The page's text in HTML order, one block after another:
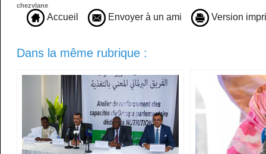
chezvlane
Accueil Envoyer à un ami Version
Dans la même rubrique :